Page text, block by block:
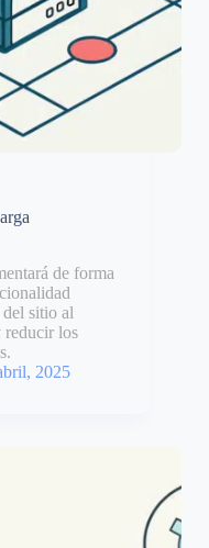
de forma
sitio al
reducir los
2025